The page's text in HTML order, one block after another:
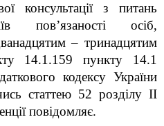
консультації з питань
пов’язаності осіб,
–тринадцятим
14.1.159 пункту 14.1
кодексу України
статтею 52 розділу ІІ
повідомляє.